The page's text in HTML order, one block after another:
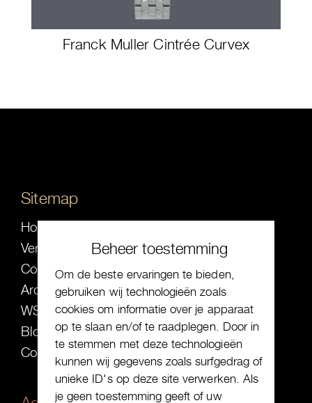
Beheer toestemming
Om de beste ervaringen te bieden,
gebruiken wij technologieën zoals
cookies om informatie over je apparaat
op te slaan en/of te raadplegen. Door in
te stemmen met deze technologieën
kunnen wij gegevens zoals surfgedrag of
unieke ID's op deze site verwerken. Als
je geen toestemming geeft of uw
Franck Muller Cintrée Curvex
Sitemap
Home
Verwacht
Collectie
Archief
WS ╳ SW
Blog
Contact